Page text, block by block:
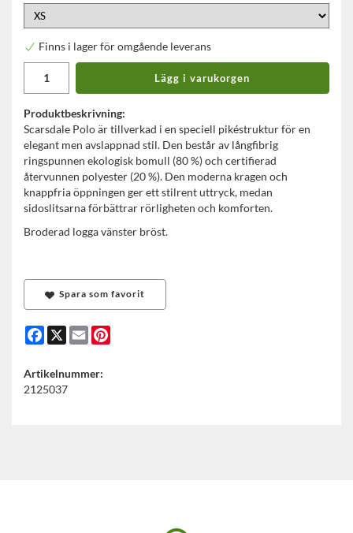
Finns i lager för omgående leverans
Lägg i varukorgen
Produktbeskrivning:
Scarsdale Polo är tillverkad i en speciell pikéstruktur för en
elegant men avslappnad stil. Den består av långfibrig
ringspunnen ekologisk bomull (80 %) och certifierad
återvunnen polyester (20 %). Den moderna kragen och
knappfria öppningen ger ett stilrent uttryck, medan
sidoslitsarna förbättrar rörligheten och komforten.
Broderad logga vänster bröst.
Spara som favorit
Facebook
X Email
Artikelnummer:
2125037